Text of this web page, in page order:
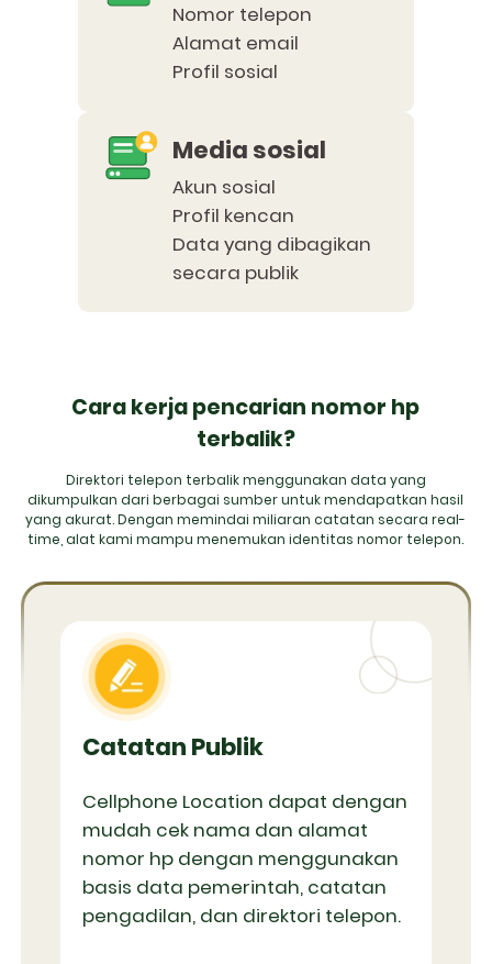
Nomor telepon
Alamat email
Profil sosial
Media sosial
Akun sosial
Profil kencan
Data yang dibagikan
secara publik
Cara kerja pencarian nomor hp
terbalik?
Direktori telepon terbalik menggunakan data yang
dikumpulkan dari berbagai sumber untuk mendapatkan hasil
yang akurat. Dengan memindai miliaran catatan secara real-
time, alat kami mampu menemukan identitas nomor telepon.
Catatan Publik
Cellphone Location dapat dengan
mudah cek nama dan alamat
nomor hp dengan menggunakan
basis data pemerintah, catatan
pengadilan, dan direktori telepon.